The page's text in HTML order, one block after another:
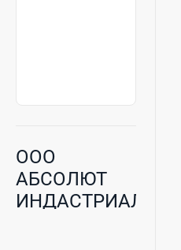
ООО
АБСОЛЮТ
ИНДАСТРИАЛ